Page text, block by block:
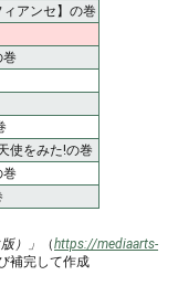
アンセ】の巻
巻
使をみた!の巻
巻
）」 （https://mediaarts-
補完して作成